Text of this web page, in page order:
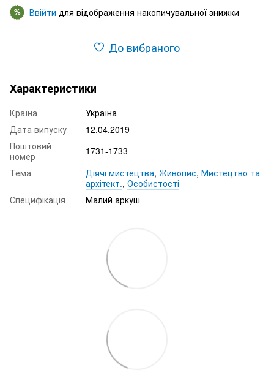
% Ввійти для відображення накопичувальної знижки
До вибраного
Характеристики
Країна
Україна
Дата випуску
12.04.2019
Поштовий
номер
1731-1733
Тема
Діячі мистецтва, Живопис, Мистецтво та
архітект.,Особистості
Специфікація
Малий аркуш